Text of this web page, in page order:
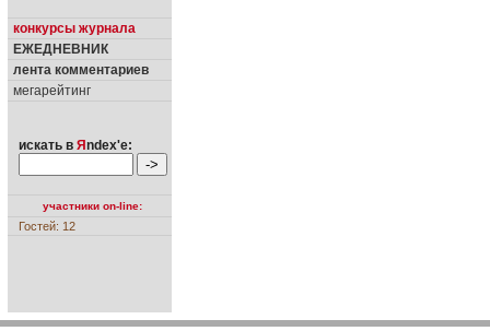
конкурсы журнала
ЕЖЕДНЕВНИК
лента комментариев
мегарейтинг
искать в Я ndex'е:
участники on-line:
Гостей: 12